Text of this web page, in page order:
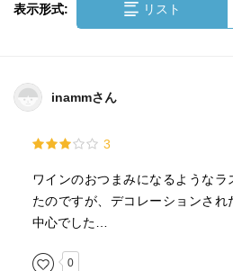
表示形式: リスト
inammさん
3
ワインのおつまみになるような
たのですが、デコレーションさ
中心でした…
0